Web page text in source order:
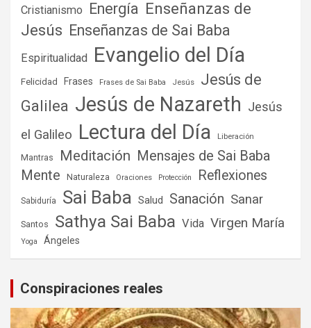
Cristianismo Energía Enseñanzas de
Jesús Enseñanzas de Sai Baba
Espiritualidad Evangelio del Día
Felicidad Frases Frases de Sai Baba Jesús
Jesús de
Galilea Jesús de Nazareth Jesús
el Galileo Lectura del Día Liberación
Mantras Meditación Mensajes de Sai Baba
Mente
Naturaleza Oraciones Protección Reflexiones
Sabiduría Sai Baba Salud Sanación Sanar
Santos Sathya Sai Baba Vida Virgen María
Yoga Ángeles
Conspiraciones reales